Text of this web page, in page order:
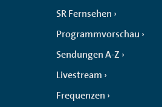
SR Fernsehen
Programmvorschau
Sendungen A-Z
Livestream
Frequenzen